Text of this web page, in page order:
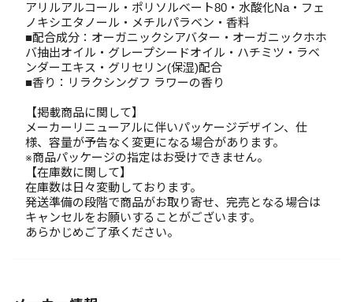
アリルアルコール・ポリソルベート80・水酸化Na・フェ
ノキシエタノール・メチルパラベン・香料
■配合成分：オーガニックシアバター・オーガニックホホ
バ抽出オイル・グレープシードオイル・ハチミツ・ラベ
ンダーエキス・グリセリン(保湿)配合
■香り：リラクシングフ ラワーの香り
【掲載商品に関して】
メーカーリニューアルに伴いパッケージデザイン、仕
様、容量が予告なく変更になる場合があります。
※商品パッケージの指定はお受けできません。
【在庫数に関して】
在庫数は日々変動しております。
発送準備の段階で商品がお取り寄せ、完売となる場合は
キャンセルをお願いすることがございます。
あらかじめご了承ください。